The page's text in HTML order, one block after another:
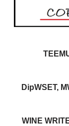
DipWSET,
WINE